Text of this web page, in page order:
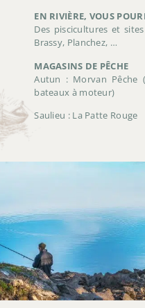
EN RIVIÈRE, VOUS
Des piscicultures et
Brassy, Planchez, …
MAGASINS DE PÊCHE
Autun : Morvan Pêche
bateaux à moteur)
Saulieu : La Patte Rouge